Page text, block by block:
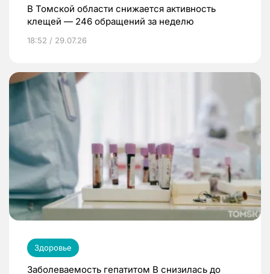
В Томской области снижается активность
клещей — 246 обращений за неделю
18:52 / 29.07.26
Здоровье
Заболеваемость гепатитом В снизилась до